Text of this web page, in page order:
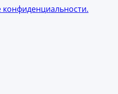
конфиденциальности.